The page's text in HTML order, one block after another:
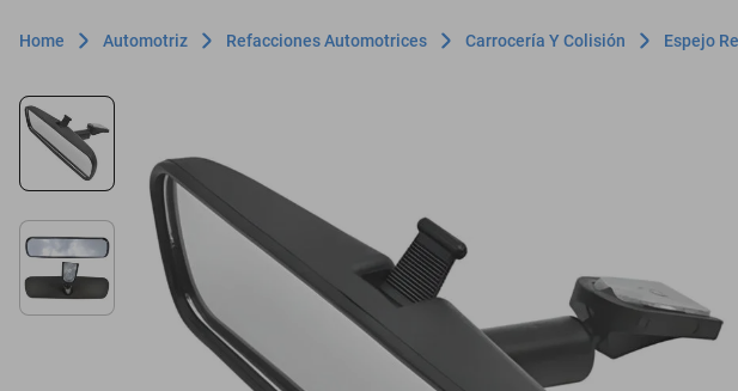
Automotriz Refacciones Automotrices Carrocería Y Colisión Espejo
oppo
motoneta